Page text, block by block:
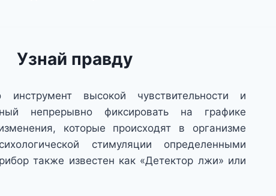
Узнай правду
высокой чувствительности и
непрерывно фиксировать на графике
которые происходят в организме
стимуляции определенными
также известен как «Детектор лжи» или